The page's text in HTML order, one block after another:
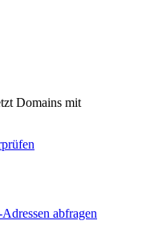
Domains mit
abfragen